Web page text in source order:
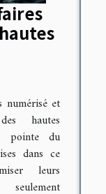
numérisé et
hautes
pointe du
dans ce
leurs